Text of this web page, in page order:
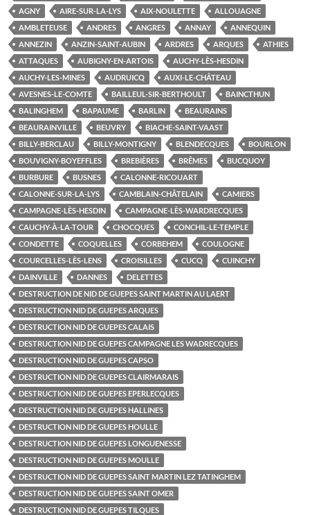
AGNY
AIRE-SUR-LA-LYS AIX-NOULETTE
ALLOUAGNE
AMBLETEUSE
ANDRES ANGRES ANNAY
ANNEQUIN
ANNEZIN
ANZIN-SAINT-AUBIN ARDRES ARQUES
ATHIES
ATTAQUES
AUBIGNY-EN-ARTOIS
AUCHY-LÈS-HESDIN
AUCHY-LES-MINES
AUDRUICQ
AUXI-LE-CHÂTEAU
AVESNES-LE-COMTE
BAILLEUL-SIR-BERTHOULT
BAINCTHUN
BALINGHEM
BAPAUME BARLIN
BEAURAINS
BEAURAINVILLE
BEUVRY
BIACHE-SAINT-VAAST
BILLY-BERCLAU
BILLY-MONTIGNY BLENDECQUES
BOURLON
BOUVIGNY-BOYEFFLES
BREBIÈRES BRÊMES
BUCQUOY
BURBURE
BUSNES
CALONNE-RICOUART
CALONNE-SUR-LA-LYS
CAMBLAIN-CHÂTELAIN
CAMIERS
CAMPAGNE-LÈS-HESDIN
CAMPAGNE-LÈS-WARDRECQUES
CAUCHY-À-LA-TOUR
CHOCQUES
CONCHIL-LE-TEMPLE
CONDETTE
COQUELLES CORBEHEM
COULOGNE
COURCELLES-LÈS-LENS
CROISILLES CUCQ
CUINCHY
DAINVILLE
DANNES
DELETTES
DESTRUCTION DE NID DE GUEPES SAINT MARTIN AU LAERT
DESTRUCTION NID DE GUEPES ARQUES
DESTRUCTION NID DE GUEPES CALAIS
DESTRUCTION NID DE GUEPES CAMPAGNE LES WADRECQUES
DESTRUCTION NID DE GUEPES CAPSO
DESTRUCTION NID DE GUEPES CLAIRMARAIS
DESTRUCTION NID DE GUEPES EPERLECQUES
DESTRUCTION NID DE GUEPES HALLINES
DESTRUCTION NID DE GUEPES HOULLE
DESTRUCTION NID DE GUEPES LONGUENESSE
DESTRUCTION NID DE GUEPES MOULLE
DESTRUCTION NID DE GUEPES SAINT MARTIN LEZ TATINGHEM
DESTRUCTION NID DE GUEPES SAINT OMER
DESTRUCTION NID DE GUEPES TILQUES